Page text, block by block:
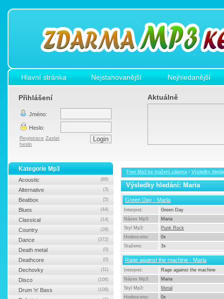
Hlavní stránka Nejstahovanější Nejhledanější
Přihlášení
Jméno:
Heslo:
Registrace Zaslat
heslo
Aktuálně
Free Mp3 ke stažení zdarma › Výsledky
Výsledky hledání: Maria
Green Day - Maria
Interpret:
Green Day
Název Mp3:
Maria
Styl Mp3:
Punk Rock
Hodnoceno:
0x
Staženo:
3x
Rage against the machine - Maria
Interpret:
Rage against the machine
Název Mp3:
Maria
Styl Mp3:
Metal
Hodnoceno:
0x
Kategorie Mp3
Acoustic (88)
Alternative (3)
Beatbox (5)
Blues (44)
Classical (14)
Country (28)
Dance (372)
Death metal (0)
Deathcore (0)
Dechovky (11)
Disco (108)
Drum 'n' Bass (108)